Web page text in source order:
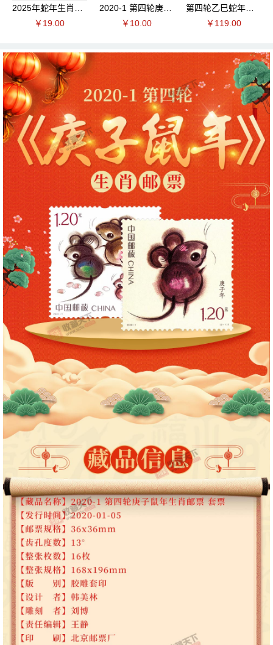
2025年蛇年生肖邮票小版票
￥19.00
2020-1 第四轮庚子鼠年生肖邮票 套票
￥10.00
第四轮乙巳蛇年生肖邮票 大版邮折
￥119.00